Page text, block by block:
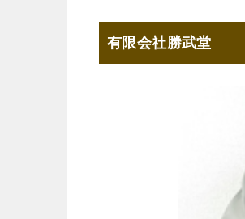
有限会社勝武堂